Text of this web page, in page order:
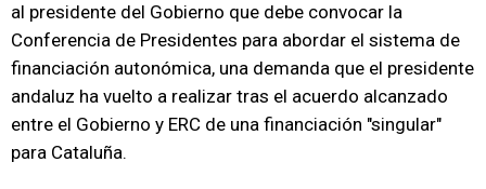
al presidente del Gobierno que debe convocar la
Conferencia de Presidentes para abordar el sistema de
financiación autonómica, una demanda que el presidente
andaluz ha vuelto a realizar tras el acuerdo alcanzado
entre el Gobierno y ERC de una financiación "singular"
para Cataluña.